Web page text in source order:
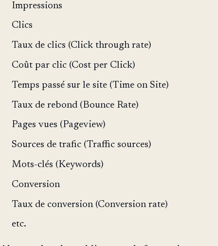
Impressions
Clics
Taux de clics (Click through rate)
Coût par clic (Cost per Click)
Temps passé sur le site (Time on Site)
Taux de rebond (Bounce Rate)
Pages vues (Pageview)
Sources de trafic (Traffic sources)
Mots-clés (Keywords)
Conversion
Taux de conversion (Conversion rate)
etc.